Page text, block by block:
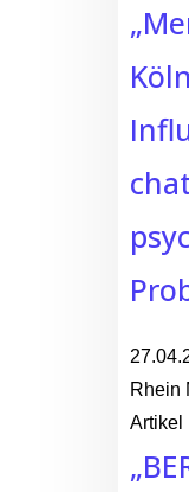
Rhein
Artikel